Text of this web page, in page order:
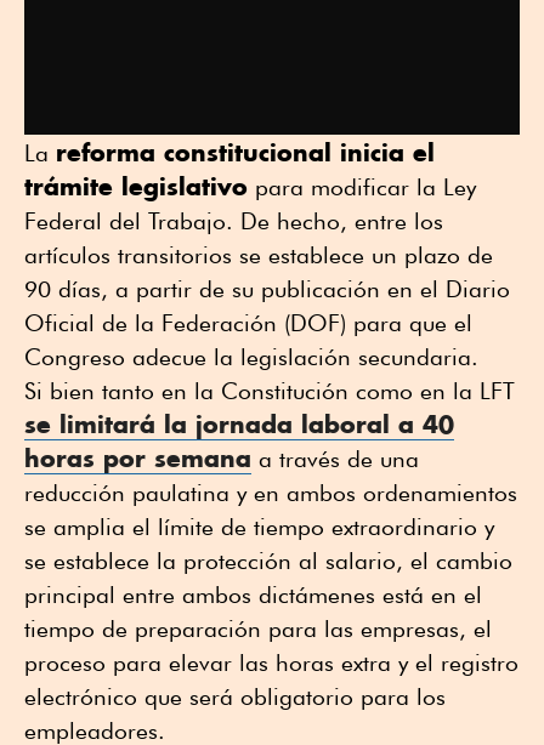
La reforma constitucional inicia el
trámite legislativo para modificar la Ley
Federal del Trabajo. De hecho, entre los
artículos transitorios se establece un plazo de
90 días, a partir de su publicación en el Diario
Oficial de la Federación (DOF) para que el
Congreso adecue la legislación secundaria.
Si bien tanto en la Constitución como en la LFT
se limitará la jornada laboral a 40
horas por semana a través de una
reducción paulatina y en ambos ordenamientos
se amplia el límite de tiempo extraordinario y
se establece la protección al salario, el cambio
principal entre ambos dictámenes está en el
tiempo de preparación para las empresas, el
proceso para elevar las horas extra y el registro
electrónico que será obligatorio para los
empleadores.